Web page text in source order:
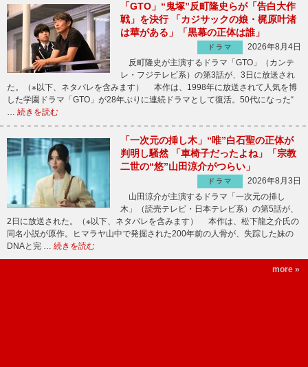
「GTO」“鬼塚”反町隆史らが「告白大作
戦」を決行 「カジサックの娘・梶原叶渚
は華がある」「黒幕の正体は誰」
ドラマ
2026年8月4日
反町隆史が主演するドラマ「GTO」（カンテ
レ・フジテレビ系）の第3話が、3日に放送され
た。（※以下、ネタバレを含みます） 本作は、1998年に放送されて人気を博
した学園ドラマ「GTO」が28年ぶりに連続ドラマとして復活。50代になった“
… 続きを読む
「一次元の挿し木」“唯”白石聖の正体が
判明し騒然 「車椅子だったよね」「宗教
二世の“悠”山田涼介がつらい」
ドラマ
2026年8月3日
山田涼介が主演するドラマ「一次元の挿し
木」（読売テレビ・日本テレビ系）の第5話が、
2日に放送された。（※以下、ネタバレを含みます） 本作は、松下龍之介氏の
同名小説が原作。ヒマラヤ山中で発掘された200年前の人骨が、失踪した妹の
DNAと完 … 続きを読む
more »